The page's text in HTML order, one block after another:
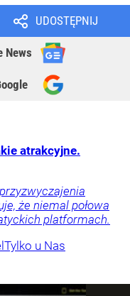
UDOSTĘPNIJ
News
atrakcyjne.
że niemal połowa
platformach.
Tylko u Nas